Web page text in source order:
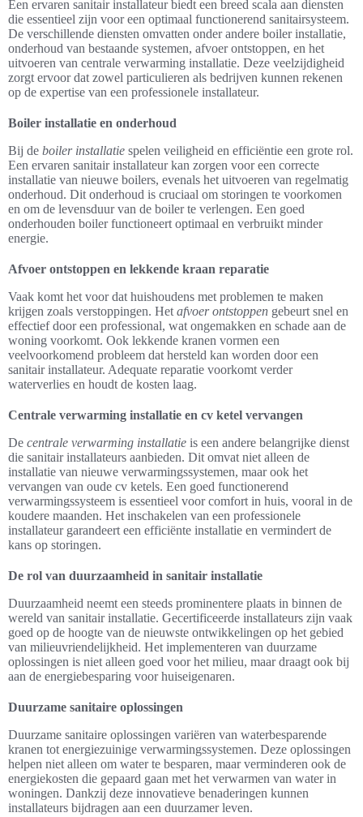
Een ervaren sanitair installateur biedt een breed scala aan diensten
die essentieel zijn voor een optimaal functionerend sanitairsysteem.
De verschillende diensten omvatten onder andere boiler installatie,
onderhoud van bestaande systemen, afvoer ontstoppen, en het
uitvoeren van centrale verwarming installatie. Deze veelzijdigheid
zorgt ervoor dat zowel particulieren als bedrijven kunnen rekenen
op de expertise van een professionele installateur.
Boiler installatie en onderhoud
Bij de boiler installatie spelen veiligheid en efficiëntie een grote rol.
Een ervaren sanitair installateur kan zorgen voor een correcte
installatie van nieuwe boilers, evenals het uitvoeren van regelmatig
onderhoud. Dit onderhoud is cruciaal om storingen te voorkomen
en om de levensduur van de boiler te verlengen. Een goed
onderhouden boiler functioneert optimaal en verbruikt minder
energie.
Afvoer ontstoppen en lekkende kraan reparatie
Vaak komt het voor dat huishoudens met problemen te maken
krijgen zoals verstoppingen. Het afvoer ontstoppen gebeurt snel en
effectief door een professional, wat ongemakken en schade aan de
woning voorkomt. Ook lekkende kranen vormen een
veelvoorkomend probleem dat hersteld kan worden door een
sanitair installateur. Adequate reparatie voorkomt verder
waterverlies en houdt de kosten laag.
Centrale verwarming installatie en cv ketel vervangen
De centrale verwarming installatie is een andere belangrijke dienst
die sanitair installateurs aanbieden. Dit omvat niet alleen de
installatie van nieuwe verwarmingssystemen, maar ook het
vervangen van oude cv ketels. Een goed functionerend
verwarmingssysteem is essentieel voor comfort in huis, vooral in de
koudere maanden. Het inschakelen van een professionele
installateur garandeert een efficiënte installatie en vermindert de
kans op storingen.
De rol van duurzaamheid in sanitair installatie
Duurzaamheid neemt een steeds prominentere plaats in binnen de
wereld van sanitair installatie. Gecertificeerde installateurs zijn vaak
goed op de hoogte van de nieuwste ontwikkelingen op het gebied
van milieuvriendelijkheid. Het implementeren van duurzame
oplossingen is niet alleen goed voor het milieu, maar draagt ook bij
aan de energiebesparing voor huiseigenaren.
Duurzame sanitaire oplossingen
Duurzame sanitaire oplossingen variëren van waterbesparende
kranen tot energiezuinige verwarmingssystemen. Deze oplossingen
helpen niet alleen om water te besparen, maar verminderen ook de
energiekosten die gepaard gaan met het verwarmen van water in
woningen. Dankzij deze innovatieve benaderingen kunnen
installateurs bijdragen aan een duurzamer leven.